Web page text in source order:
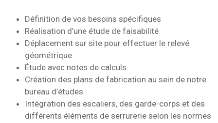
Définition de vos besoins spécifiques
Réalisation d’une étude de faisabilité
Déplacement sur site pour effectuer le relevé
géométrique
Étude avec notes de calculs
Création des plans de fabrication au sein de notre
bureau d’études
Intégration des escaliers, des garde-corps et des
différents éléments de serrurerie selon les normes